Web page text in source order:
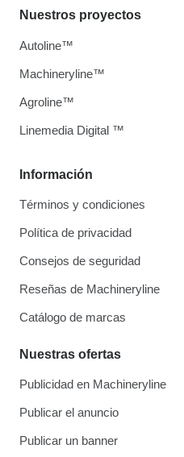
Información
Términos y condiciones
Política de privacidad
Consejos de seguridad
Reseñas de Machineryline
Catálogo de marcas
Nuestras ofertas
Publicidad en Machineryline
Publicar el anuncio
Publicar un banner
Nuestros proyectos
Autoline™
Machineryline™
Agroline™
Linemedia Digital ™